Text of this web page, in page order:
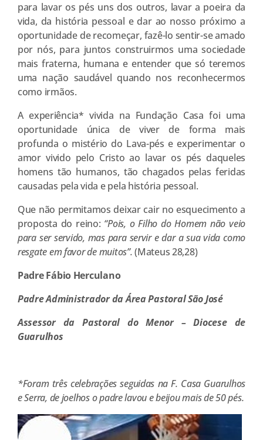
para lavar os pés uns dos outros, lavar a poeira da
vida, da história pessoal e dar ao nosso próximo a
oportunidade de recomeçar, fazê-lo sentir-se amado
por nós, para juntos construirmos uma sociedade
mais fraterna, humana e entender que só teremos
uma nação saudável quando nos reconhecermos
como irmãos.
A experiência* vivida na Fundação Casa foi uma
oportunidade única de viver de forma mais
profunda o mistério do Lava-pés e experimentar o
amor vivido pelo Cristo ao lavar os pés daqueles
homens tão humanos, tão chagados pelas feridas
causadas pela vida e pela história pessoal.
Que não permitamos deixar cair no esquecimento a
proposta do reino: “Pois, o Filho do Homem não veio
para ser servido, mas para servir e dar a sua vida como
resgate em favor de muitos”.(Mateus 28,28)
Padre Fábio Herculano
Padre Administrador da Área Pastoral São José
Assessor da Pastoral do Menor – Diocese de
Guarulhos
*Foram três celebrações seguidas na F. Casa Guarulhos
e Serra, de joelhos o padre lavou e beijou mais de 50 pés.